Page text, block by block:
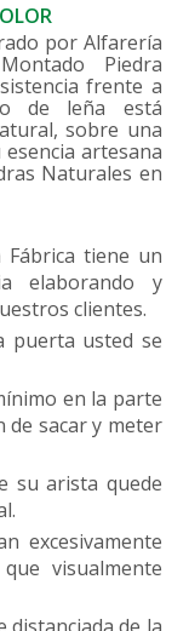
por Alfarería
Piedra
frente a
de leña está
sobre una
artesana
Naturales en
tiene un
elaborando y
clientes.
puerta usted se
en la parte
sacar y meter
su arista quede
excesivamente
visualmente